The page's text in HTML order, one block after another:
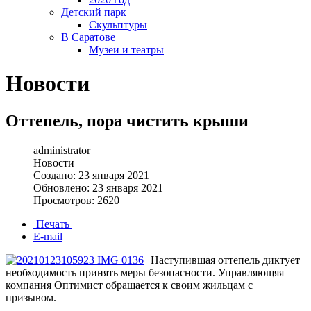
Детский парк
Скульптуры
В Саратове
Музеи и театры
Новости
Оттепель, пора чистить крыши
administrator
Новости
Создано: 23 января 2021
Обновлено: 23 января 2021
Просмотров: 2620
Печать
E-mail
Наступившая оттепель диктует
необходимость принять меры безопасности. Управляющяя
компания Оптимист обращается к своим жильцам с
призывом.